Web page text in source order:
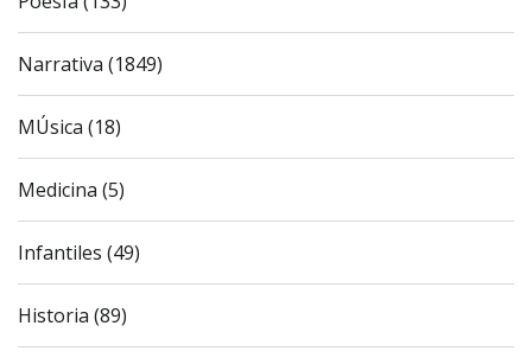
Narrativa (1849)
MÚsica (18)
Medicina (5)
Infantiles (49)
Historia (89)